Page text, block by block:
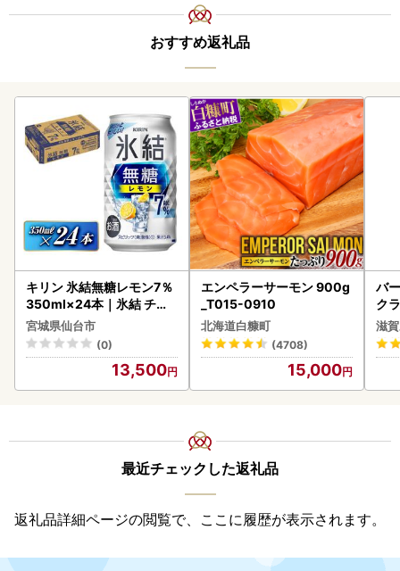
おすすめ返礼品
キリン 氷結無糖レモン7％
350ml×24本｜氷結 チュ
ーハイ 仙台市
宮城県仙台市
(0)
13,500
エンペラーサーモン 900g
_T015-0910
北海道白糠町
(4708)
15,000
バ
ク
ア
ン
滋
最近チェックした返礼品
返礼品詳細ページの閲覧で、ここに履歴が表示されます。